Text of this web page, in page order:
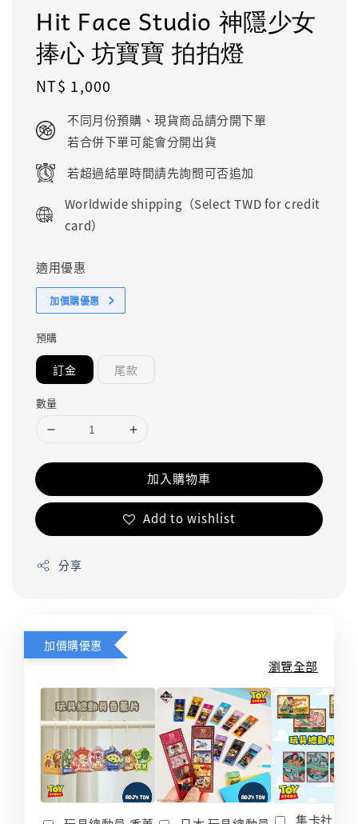
Hit Face Studio 神隱少女
捧心 坊寶寶 拍拍燈
Regular
NT$ 1,000
不同月份預購、現貨商品請分開下單
若合併下單可能會分開出貨
若超過結單時間請先詢問可否追加
Worldwide shipping（Select TWD for credit
card）
適用優惠
加價購優惠
預購
訂金 尾款
數量
加入購物車
Add to wishlist
分享
加價購優惠
瀏覽全部
集卡社 玩